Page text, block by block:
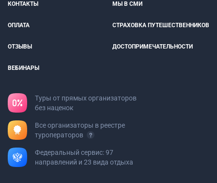
КОНТАКТЫ МЫ В СМИ
ОПЛАТА СТРАХОВКА ПУТЕШЕСТВЕННИКОВ
ОТЗЫВЫ ДОСТОПРИМЕЧАТЕЛЬНОСТИ
ВЕБИНАРЫ
Туры от прямых организаторов
без наценок
Все организаторы в реестре
туроператоров
Федеральный сервис: 97
направлений и 23 вида отдыха